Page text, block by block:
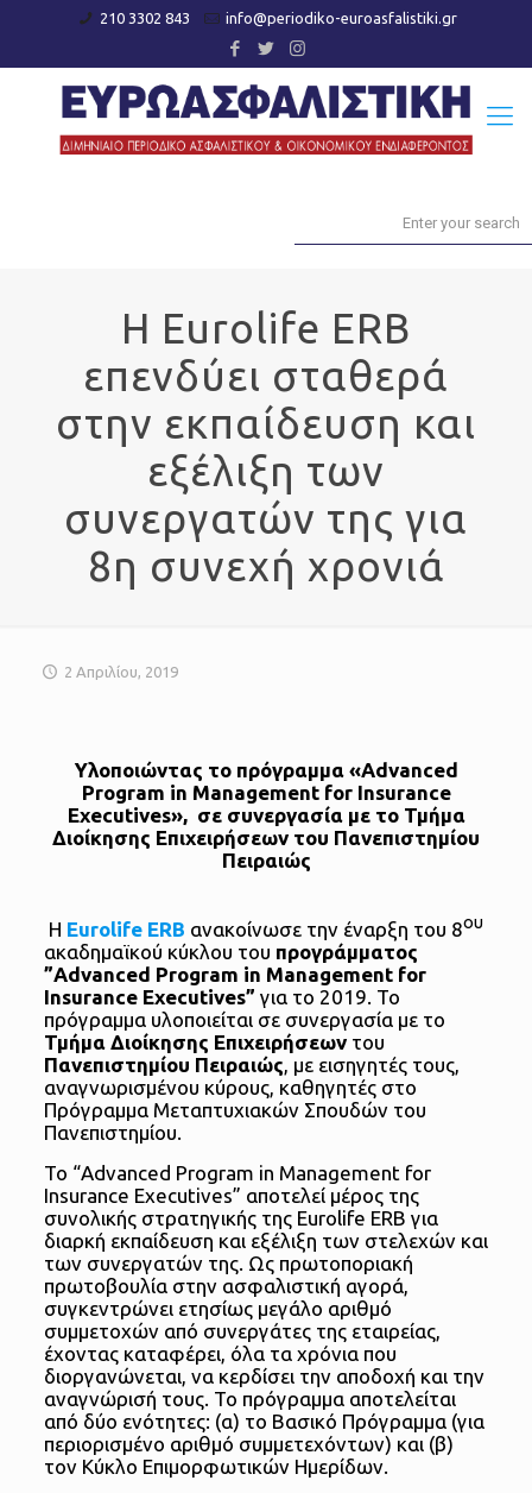
210 3302 843 info@periodiko-euroasfalistiki.gr
Η Eurolife ERB
επενδύει σταθερά
στην εκπαίδευση και
εξέλιξη των
συνεργατών της για
8η συνεχή χρονιά
2 Απριλίου, 2019
Υλοποιώντας το πρόγραμμα «Advanced
Program in Management for Insurance
Executives», σε συνεργασία με το Τμήμα
Διοίκησης Επιχειρήσεων του Πανεπιστημίου
Πειραιώς
Η Eurolife ERB ανακοίνωσε την έναρξη του 8ου
ακαδημαϊκού κύκλου του προγράμματος
”Advanced Program in Management for
Insurance Executives” για το 2019. Το
πρόγραμμα υλοποιείται σε συνεργασία με το
Τμήμα Διοίκησης Επιχειρήσεωντου
Πανεπιστημίου Πειραιώς, με εισηγητές τους,
αναγνωρισμένου κύρους, καθηγητές στο
Πρόγραμμα Μεταπτυχιακών Σπουδών του
Πανεπιστημίου.
Το “Advanced Program in Management for
Insurance Executives” αποτελεί μέρος της
συνολικής στρατηγικής της Eurolife ERB για
διαρκή εκπαίδευση και εξέλιξη των στελεχών και
των συνεργατών της. Ως πρωτοποριακή
πρωτοβουλία στην ασφαλιστική αγορά,
συγκεντρώνει ετησίως μεγάλο αριθμό
συμμετοχών από συνεργάτες της εταιρείας,
έχοντας καταφέρει, όλα τα χρόνια που
διοργανώνεται, να κερδίσει την αποδοχή και την
αναγνώρισή τους. Το πρόγραμμα αποτελείται
από δύο ενότητες: (α) το Βασικό Πρόγραμμα (για
περιορισμένο αριθμό συμμετεχόντων) και (β)
τον Κύκλο Επιμορφωτικών Ημερίδων.